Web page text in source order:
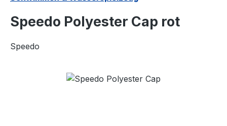
Speedo Polyester Cap rot
Speedo
Bildergalerie überspringen